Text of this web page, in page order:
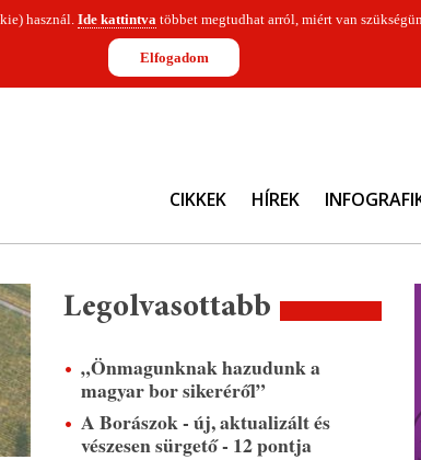
használ. Ide kattintvatöbbet megtudhat arról, miért van
Elfogadom
CIKKEK HÍREK
Legolvasottabb
„Önmagunknak hazudunk a
magyar bor sikeréről”
A Borászok - új, aktualizált és
vészesen sürgető - 12 pontja